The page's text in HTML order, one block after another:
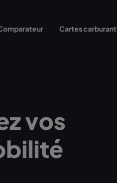
Cartes carburant
vos